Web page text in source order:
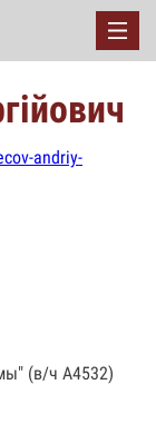
andriy-
(в/ч А4532)